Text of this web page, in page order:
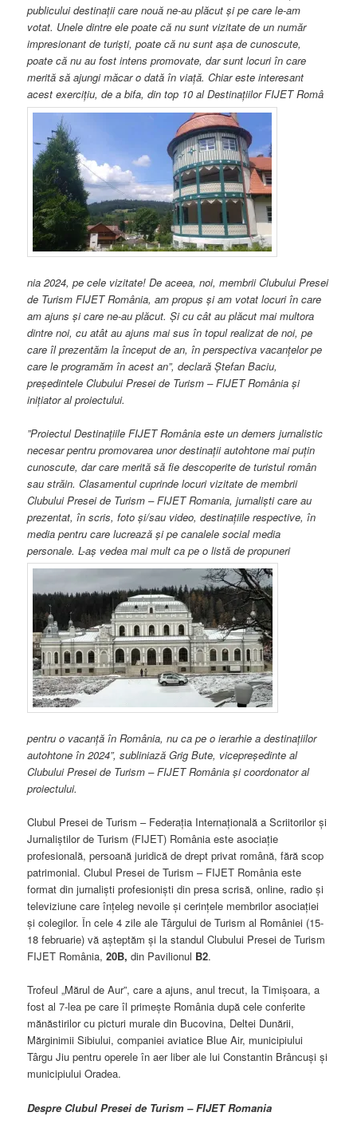
publicului destinaţii care nouă ne-au plăcut şi pe care le-am
votat. Unele dintre ele poate că nu sunt vizitate de un număr
impresionant de turişti, poate că nu sunt aşa de cunoscute,
poate că nu au fost intens promovate, dar sunt locuri în care
merită să ajungi măcar o dată în viaţă. Chiar este interesant
acest exerciţiu,de a bifa, din top 10 al Destinaţiilor FIJET Româ
nia 2024, pe cele vizitate! De aceea, noi, membrii Clubului Presei
de Turism FIJET România, am propus şi am votat locuri în care
am ajuns şi care ne-au plăcut. Şi cu cât au plăcut mai multora
dintre noi, cu atât au ajuns mai sus în topul realizat de noi, pe
care îl prezentăm la început de an, în perspectiva vacanţelor pe
care le programăm în acest an”, declară Ștefan Baciu,
președintele Clubului Presei de Turism – FIJET România și
inițiator al proiectului.
”Proiectul Destinațiile FIJET România este un demers jurnalistic
necesar pentru promovarea unor destinații autohtone mai puțin
cunoscute, dar care merită să fie descoperite de turistul român
sau străin. Clasamentul cuprinde locuri vizitate de membrii
Clubului Presei de Turism – FIJET Romania, jurnaliști care au
prezentat, în scris, foto și/sau video, destinațiile respective, în
media pentru care lucrează și pe canalele social media
personale. L-aș vedea mai mult ca pe o listă de propuneri
pentru o vacanță în România, nu ca pe o ierarhie a destinațiilor
autohtone în 2024”,subliniază Grig Bute, vicepreședinte al
Clubului Presei de Turism – FIJET România și coordonator al
proiectului.
Clubul Presei de Turism – Federația Internațională a Scriitorilor și
Jurnaliștilor de Turism (FIJET) România este asociație
profesională, persoană juridică de drept privat română, fără scop
patrimonial. Clubul Presei de Turism – FIJET România este
format din jurnaliști profesioniști din presa scrisă, online, radio și
televiziune care înțeleg nevoile și cerințele membrilor asociației
și colegilor. În cele 4 zile ale Târgului de Turism al României (15-
18 februarie) vă așteptăm și la standul Clubului Presei de Turism
FIJET România,20B,din Pavilionul B2.
Trofeul „Mărul de Aur”, care a ajuns, anul trecut, la Timișoara, a
fost al 7-lea pe care îl primeşte România după cele conferite
mănăstirilor cu picturi murale din Bucovina, Deltei Dunării,
Mărginimii Sibiului, companiei aviatice Blue Air, municipiului
Târgu Jiu pentru operele în aer liber ale lui Constantin Brâncuşi și
municipiului Oradea.
Despre Clubul Presei de Turism – FIJET Romania